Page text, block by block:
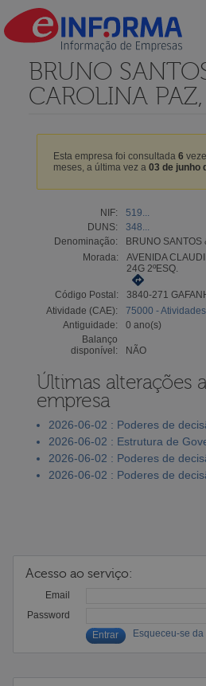
BRUNO
CAROLINA
Esta empresa foi consultada 6
meses, a última vez a 03 de junho
NIF:
519...
DUNS:
348...
Denominação:
BRUNO SANTOS
Morada:
AVENIDA
24G 2ºESQ.
Código Postal:
3840-271
Atividade (CAE):
75000 -
Antiguidade:
0 ano(s)
Balanço
disponível:
NÃO
Últimas alterações
empresa
2026-06-02 : Poderes de
2026-06-02 : Estrutura de
2026-06-02 : Poderes de
2026-06-02 : Poderes de
Acesso ao serviço:
Email
Password
Esqueceu-se